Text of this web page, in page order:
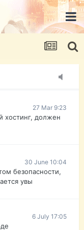
pasport-ua.com/
и форум
27 Mar 9:23
хостинг, должен
30 June 10:04
безопасности,
увы
6 July 17:05